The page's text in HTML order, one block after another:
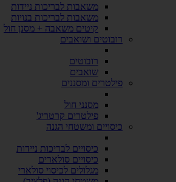
משאבות לבריכות ניידות
משאבות לבריכות בנויות
קיטים משאבה + מסנן חול
רובוטים ושואבים
רובוטים
שואבים
פילטרים ומסננים
מסנני חול
פילטרים קרטריג'
כיסויים ומשטחי הגנה
כיסויים לבריכות ניידות
כיסויים סולארים
מגלולים לכיסוי סולארי